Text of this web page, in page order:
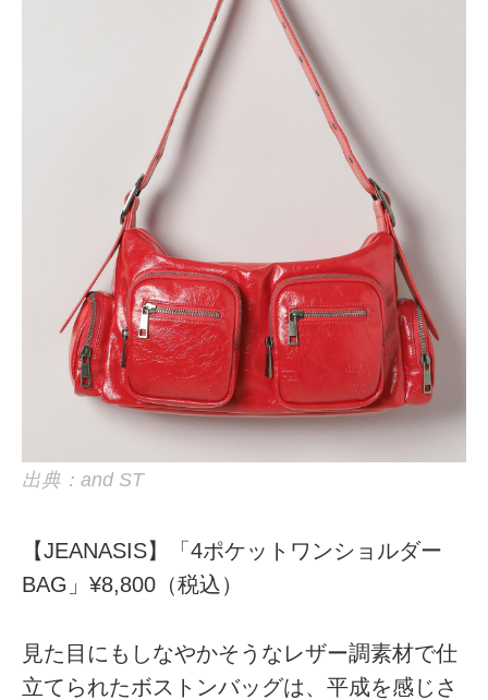
出典：and ST
【JEANASIS】「4ポケットワンショルダー
BAG」¥8,800（税込）
見た目にもしなやかそうなレザー調素材で仕
立てられたボストンバッグは、平成を感じさ